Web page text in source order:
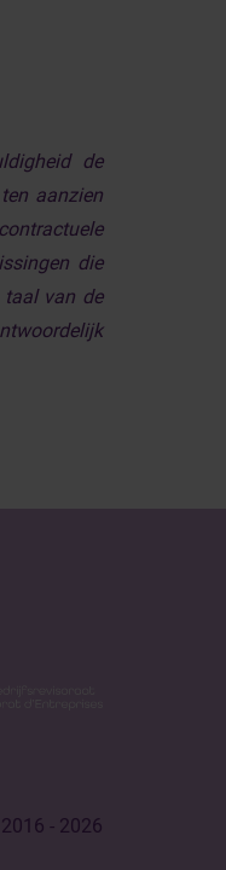
de
aanzien
die
taal van de
- 2026